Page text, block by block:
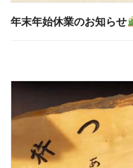
年末年始休業のお知らせ